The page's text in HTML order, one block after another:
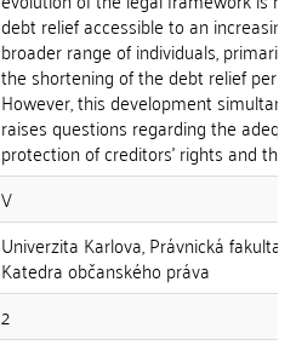
debt relief accessible to an
broader range of individuals,
the shortening of the debt relief
However, this development
raises questions regarding the
protection of creditors' rights and the...
V
Univerzita Karlova, Právnická fakulta,
Katedra občanského práva
2